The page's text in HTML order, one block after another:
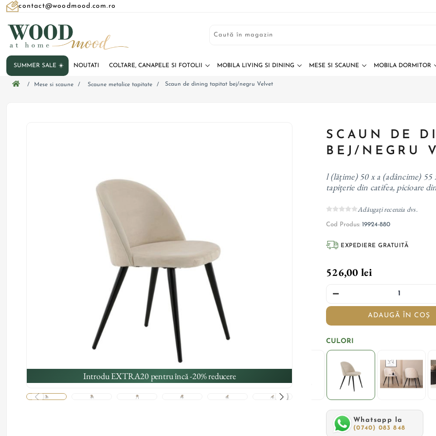
contact@woodmood.com.ro
SUMMER SALE ☀️ NOUTATI COLTARE, CANAPELE SI FOTOLII MOBILA LIVING SI DINING MESE SI SCAUNE MOBILA DORMITOR
/ Mese si scaune / Scaune metalice tapitate / Scaun de dining tapitat bej/negru Velvet
Introdu EXTRA20 pentru încă -20% reducere
SCAUN DE
BEJ/NEGRU
l (lățime) 50 x a (adâncime)
tapițerie din catifea, picioare
Adăugați recenzia dvs.
Cod Produs: 19924-880
EXPEDIERE GRATUITĂ
526,00 lei
ADAUGĂ ÎN COȘ
CULORI
Whatsapp la
(0740) 083 848